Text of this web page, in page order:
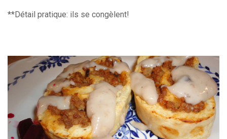
**Détail pratique: ils se congèlent!